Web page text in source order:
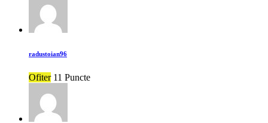
radustoian96
Ofiter 11 Puncte